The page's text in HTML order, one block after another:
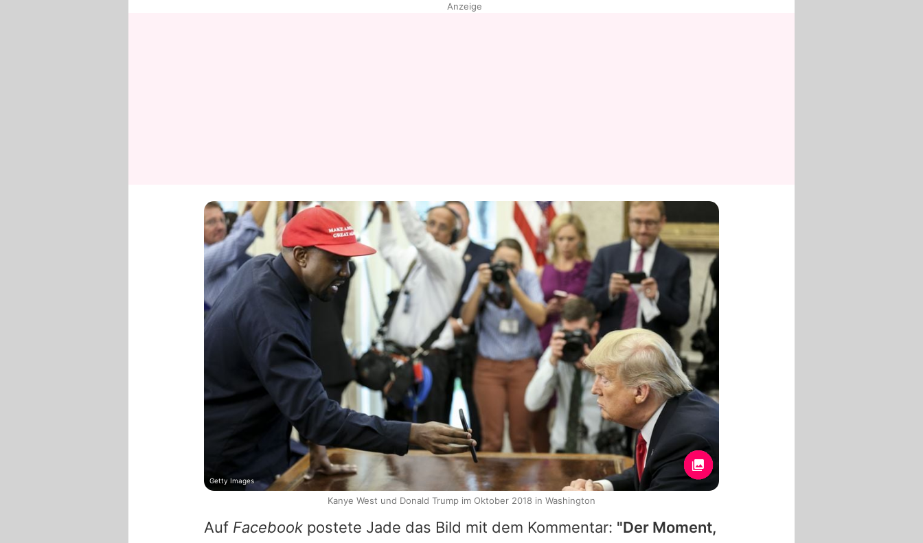
Auf Facebook postete Jade das Bild mit dem Kommentar: "Der Moment,
Anzeige
Getty Images
Kanye West und Donald Trump im Oktober 2018 in Washington